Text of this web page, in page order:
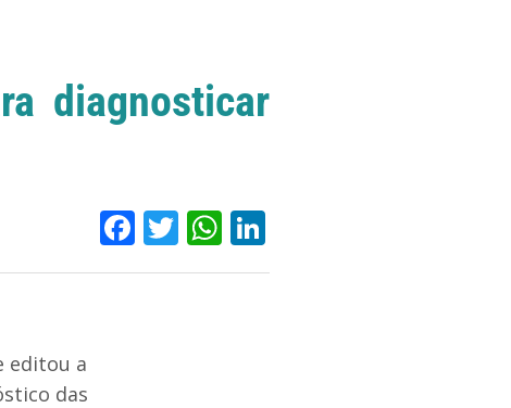
diagnosticar
Facebook
TwitterWhatsApp
editou a
das